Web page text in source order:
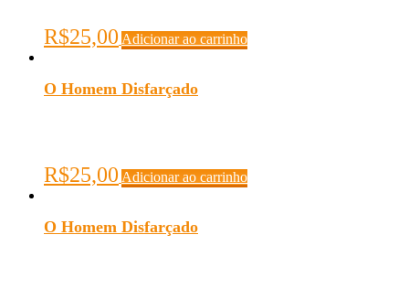
R$25,00 Adicionar ao carrinho
O Homem Disfarçado
R$25,00 Adicionar ao carrinho
O Homem Disfarçado